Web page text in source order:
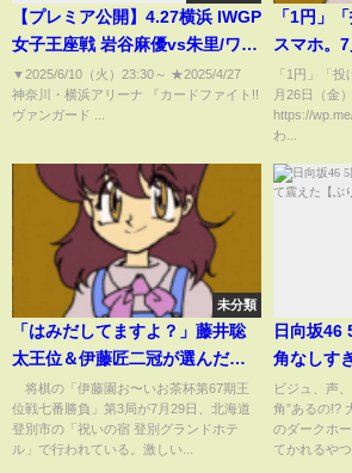
【プレミア公開】4.27横浜 IWGP
女子王座戦 岩谷麻優vs朱里/ワン
ダー王座戦 スターライト・キッ
ドvsAZM 『We are
STARDOM!!』
▼2025/6/10（火）23:30​​​​​​​​​​～ ★2025/4/27
神奈川・横浜アリーナ 『カードファイト!!
ヴァンガード ...
「1円」
スマホ。
店【ドコ
ク】どう
Pixel8a
「1円」「
月26日（金
https://
わ...
未分類
「はみだしてますよ？」藤井聡
太王位＆伊藤匠二冠が選んだ極
上“勝負メシ”が話題「見ただけ
で美味いと分かる」「北海道食
事美味すぎ最強説」(ABEMA
将棋の「伊藤園お〜いお茶杯第67期王
位戦七番勝負」第3局が7月29日、北海道
登別市の「祝いの宿 登別グランドホテ
ル」で行われている。激しい...
日向坂46
角なしす
オーディ
ビジュ、声
角”あるの!?
のダークホ
てかれるやつ